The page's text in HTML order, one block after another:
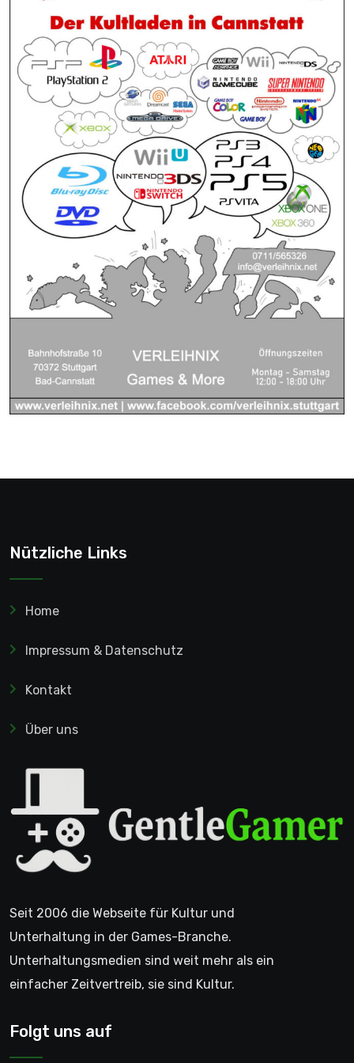
Nützliche Links
Home
Impressum & Datenschutz
Kontakt
Über uns
Seit 2006 die Webseite für Kultur und
Unterhaltung in der Games-Branche.
Unterhaltungsmedien sind weit mehr als ein
einfacher Zeitvertreib, sie sind Kultur.
Folgt uns auf